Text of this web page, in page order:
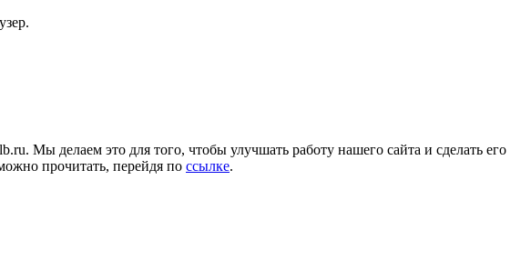
Мы делаем это для того, чтобы улучшать работу нашего сайта и сделать его
прочитать, перейдя по ссылке.